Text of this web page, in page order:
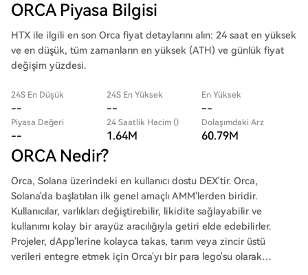
ORCA Piyasa Bilgisi
HTX ile ilgili en son Orca fiyat detaylarını alın: 24 saat en yüksek
ve en düşük, tüm zamanların en yüksek (ATH) ve günlük fiyat
değişim yüzdesi.
24S En Düşük
--
24S En Yüksek
--
En Yüksek
--
Piyasa Değeri
--
24 Saatlik Hacim ()
1.64M
Dolaşımdaki Arz
60.79M
ORCA Nedir?
Orca, Solana üzerindeki en kullanıcı dostu DEX'tir. Orca,
Solana'da başlatılan ilk genel amaçlı AMM'lerden biridir.
Kullanıcılar, varlıkları değiştirebilir, likidite sağlayabilir ve
kullanımı kolay bir arayüz aracılığıyla getiri elde edebilirler.
Projeler, dApp'lerine kolayca takas, tarım veya zincir üstü
verileri entegre etmek için Orca'yı bir para lego'su olarak